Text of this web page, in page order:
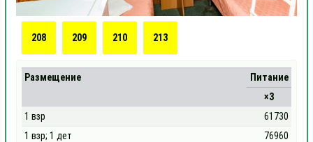
208 209 210 213
Размещение
Питание
×3
1 взр
61730
1 взр; 1 дет
76960